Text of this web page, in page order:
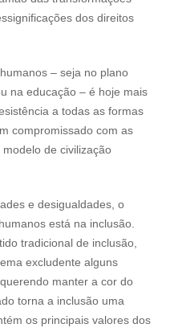
dos direitos
– seja no plano
na educação – é hoje mais
a todas as formas
compromissado com as
de civilização
e desigualdades, o
está na inclusão.
tradicional de inclusão,
excludente alguns
manter a cor do
torna a inclusão uma
os principais valores dos